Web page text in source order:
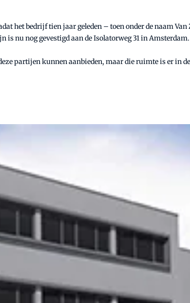
het bedrijf tien jaar geleden – toen onder de naam
is nu nog gevestigd aan de Isolatorweg 31 in Amsterdam.
partijen kunnen aanbieden, maar die ruimte is er in